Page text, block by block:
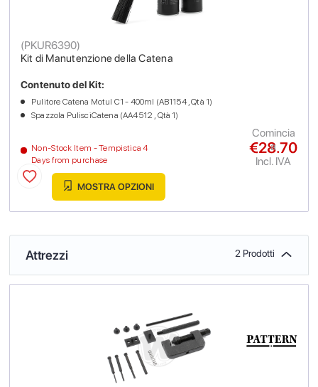
Kit di Manutenzione della Catena
(PKUR6390)
Non-Stock Item - Tempistica 4
Days from purchase
Contenuto del Kit:
Pulitore Catena Motul C1 - 400ml (AB1154 , Qtà 1)
Spazzola PulisciCatena (AA4512 , Qtà 1)
€28.70
Incl. IVA
Comincia
a
MOSTRA OPZIONI
Attrezzi 2 Prodotti